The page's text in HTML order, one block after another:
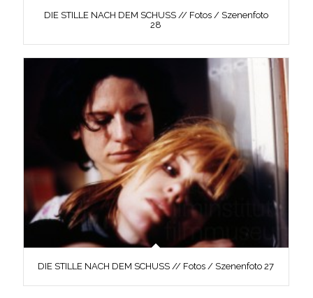
DIE STILLE NACH DEM SCHUSS // Fotos / Szenenfoto
28
DIE STILLE NACH DEM SCHUSS // Fotos / Szenenfoto 27